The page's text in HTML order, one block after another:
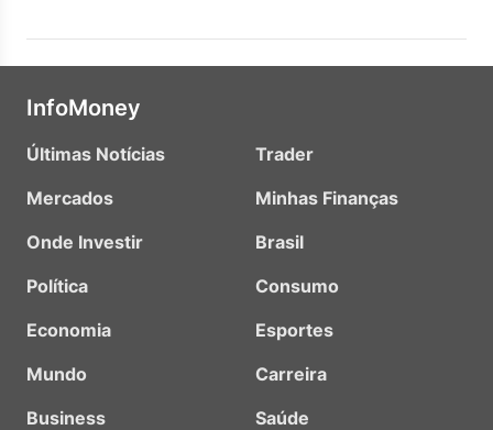
InfoMoney
Últimas Notícias
Mercados
Onde Investir
Política
Economia
Mundo
Business
Trader
Minhas Finanças
Brasil
Consumo
Esportes
Carreira
Saúde